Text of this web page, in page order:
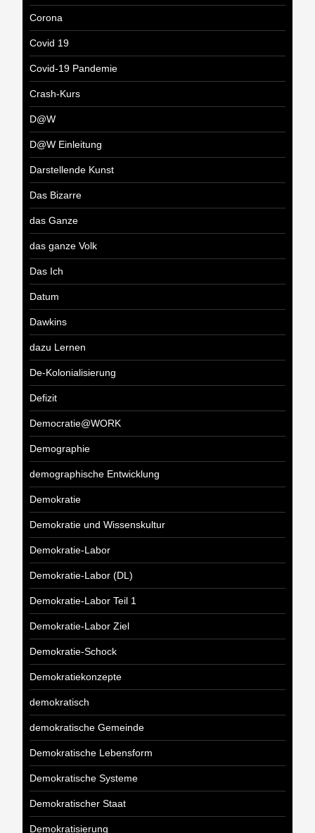
Corona
Covid 19
Covid-19 Pandemie
Crash-Kurs
D@W
D@W Einleitung
Darstellende Kunst
Das Bizarre
das Ganze
das ganze Volk
Das Ich
Datum
Dawkins
dazu Lernen
De-Kolonialisierung
Defizit
Democratie@WORK
Demographie
demographische Entwicklung
Demokratie
Demokratie und Wissenskultur
Demokratie-Labor
Demokratie-Labor (DL)
Demokratie-Labor Teil 1
Demokratie-Labor Ziel
Demokratie-Schock
Demokratiekonzepte
demokratisch
demokratische Gemeinde
Demokratische Lebensform
Demokratische Systeme
Demokratischer Staat
Demokratisierung